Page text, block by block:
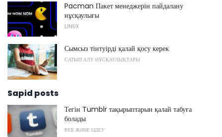
Pacman Пакет менеджерін пайдалану
нұсқаулығы
LINUX
Сымсыз тінтуірді қалай қосу керек
САТЫП АЛУ НҰСҚАУЛЫҚТАРЫ
Sapid posts
Тегін Tumblr тақырыптарын қалай табуға
болады
ВЕБ ЖӘНЕ ІЗДЕУ